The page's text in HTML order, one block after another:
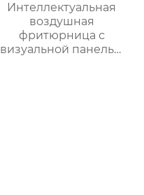
Интеллектуальная
воздушная
фритюрница с
визуальной панелью